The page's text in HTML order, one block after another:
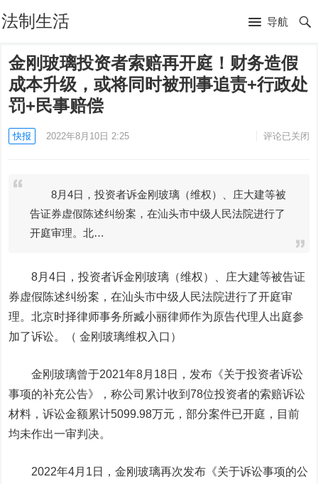
法制生活 导航
金刚玻璃投资者索赔再开庭！财务造假
成本升级，或将同时被刑事追责+行政处
罚+民事赔偿
快报 2022年8月10日 2:25 评论已关闭
8月4日，投资者诉金刚玻璃（维权）、庄大建等被
告证券虚假陈述纠纷案，在汕头市中级人民法院进行了
开庭审理。北…
8月4日，投资者诉金刚玻璃 （维权）、庄大建等被告证
券虚假陈述纠纷案，在汕头市中级人民法院进行了开庭审
理。北京时择律师事务所臧小丽律师作为原告代理人出庭参
加了诉讼。（ 金刚玻璃维权入口）
金刚玻璃曾于2021年8月18日，发布《关于投资者诉讼
事项的补充公告》，称公司累计收到78位投资者的索赔诉讼
材料，诉讼金额累计5099.98万元，部分案件已开庭，目前
均未作出一审判决。
2022年4月1日，金刚玻璃再次发布《关于诉讼事项的公